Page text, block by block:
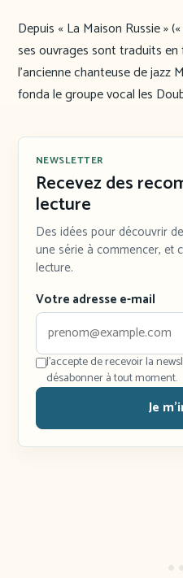
Depuis « La Maison Russie »
ses ouvrages sont traduits en
l’ancienne chanteuse de jazz
fonda le groupe vocal les
NEWSLETTER
Recevez des
lecture
Des idées pour découvrir
une série à commencer, et
lecture.
Votre adresse e-mail
J'accepte de recevoir la
désabonner à tout moment.